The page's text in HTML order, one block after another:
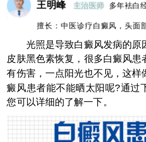
王明峰 主治医师 多年袪白
擅长：中医诊疗白癜风，头面
光照是导致白癜风发病的原
皮肤黑色素恢复，很多白癜风患
有伤害，一点阳光也不见，这样
癜风患者能不能晒太阳呢?通过
您可以详细的了解一下。